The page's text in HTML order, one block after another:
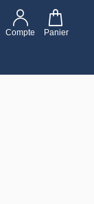
Compte Panier